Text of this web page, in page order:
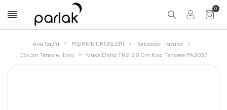
0
Ana Sayfa PİŞİRME ÜRÜNLERİ
Tencereler, Tavalar
Döküm Tencere, Tava
Maxx Doria Thor 28 Cm Kısa Tencere PA3037